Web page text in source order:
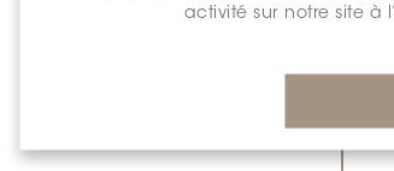
activité sur notre site à
FINI DE